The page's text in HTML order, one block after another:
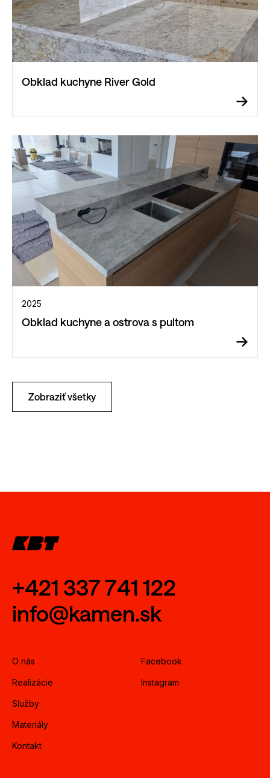
Obklad kuchyne River Gold
2025
Obklad kuchyne a ostrova s pultom
Zobraziť všetky
+421 337 741 122
info@kamen.sk
O nás
Realizácie
Služby
Materiály
Kontakt
Facebook
Instagram